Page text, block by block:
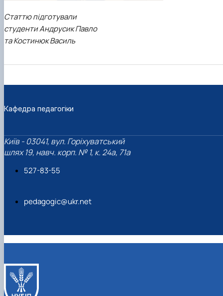
Статтю підготували
студенти Андрусик Павло
та Костинюк Василь
Кафедра педагогіки
Київ - 03041, вул. Горіхуватський
шлях 19, навч. корп. № 1, к. 24а, 71а
527-83-55
pedagogic@ukr.net